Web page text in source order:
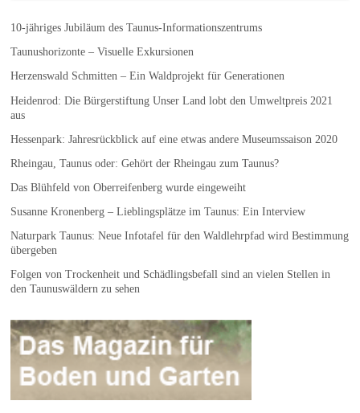
10-jähriges Jubiläum des Taunus-Informationszentrums
Taunushorizonte – Visuelle Exkursionen
Herzenswald Schmitten – Ein Waldprojekt für Generationen
Heidenrod: Die Bürgerstiftung Unser Land lobt den Umweltpreis 2021
aus
Hessenpark: Jahresrückblick auf eine etwas andere Museumssaison 2020
Rheingau, Taunus oder: Gehört der Rheingau zum Taunus?
Das Blühfeld von Oberreifenberg wurde eingeweiht
Susanne Kronenberg – Lieblingsplätze im Taunus: Ein Interview
Naturpark Taunus: Neue Infotafel für den Waldlehrpfad wird Bestimmung
übergeben
Folgen von Trockenheit und Schädlingsbefall sind an vielen Stellen in
den Taunuswäldern zu sehen